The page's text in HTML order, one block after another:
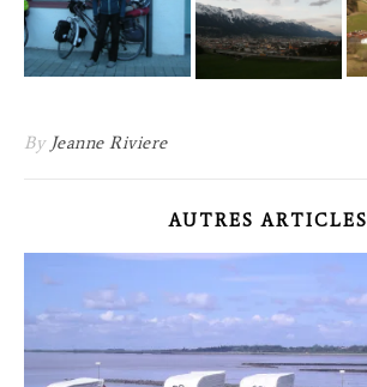
By Jeanne Riviere
AUTRES ARTICLES